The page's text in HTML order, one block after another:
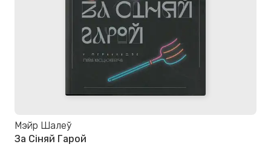
Мэйр Шалеў
За Сіняй Гарой